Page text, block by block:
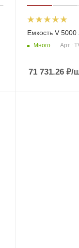
Емкость V 5000
Много Арт.:
71 731.26₽/